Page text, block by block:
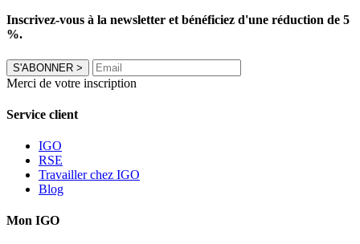
Inscrivez-vous à la newsletter et bénéficiez d'une réduction de 5
%.
S'ABONNER >
Merci de votre inscription
Service client
IGO
RSE
Travailler chez IGO
Blog
Mon IGO